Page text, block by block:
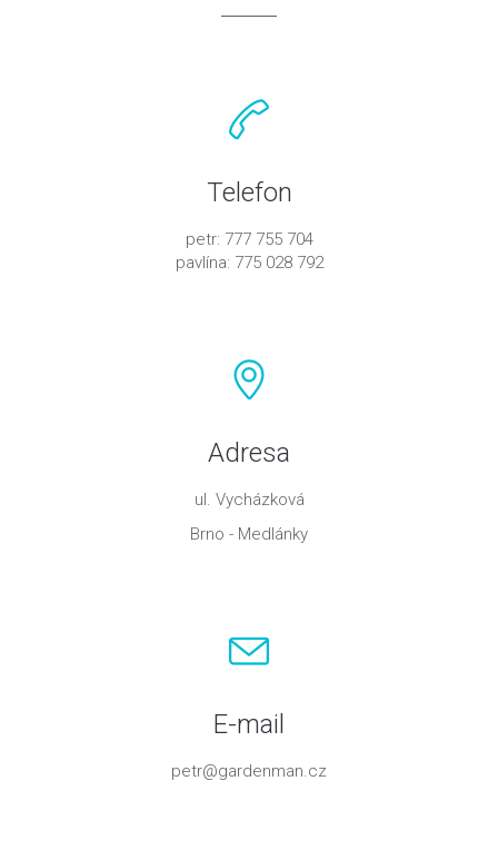
Telefon
petr: 777 755 704
pavlína: 775 028 792
Adresa
ul. Vycházková
Brno - Medlánky
E-mail
petr@gardenman.cz